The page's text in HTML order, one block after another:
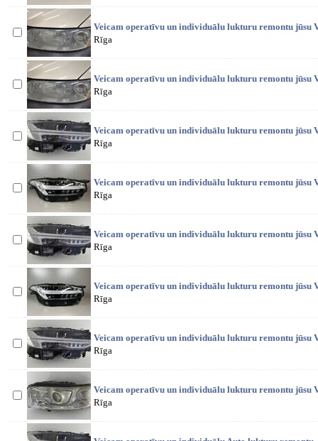
Veicam operatīvu un individuālu lukturu remontu jūsu
Rīga
Veicam operatīvu un individuālu lukturu remontu jūsu
Rīga
Veicam operatīvu un individuālu lukturu remontu jūsu
Rīga
Veicam operatīvu un individuālu lukturu remontu jūsu
Rīga
Veicam operatīvu un individuālu lukturu remontu jūsu
Rīga
Veicam operatīvu un individuālu lukturu remontu jūsu
Rīga
Veicam operatīvu un individuālu lukturu remontu jūsu
Rīga
Veicam operatīvu un individuālu lukturu remontu jūsu
Rīga